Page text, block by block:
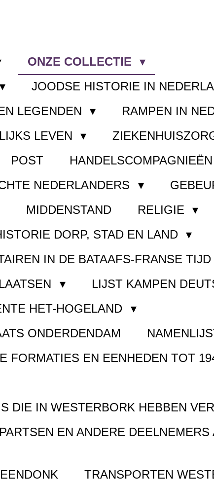
ONZE COLLECTIE
JOODSE HISTORIE IN
LEGENDEN
RAMPEN IN
LEVEN
POST
NEDERLANDERS
MIDDENSTAND RELIGIE
DORP, STAD EN LAND
IN DE BATAAFS-FRANSE
LIJST KAMPEN
HET-HOGELAND
ONDERDENDAM
FORMATIES EN EENHEDEN TOT
DIE IN WESTERBORK HEBBEN
EN ANDERE
TRANSPORTEN